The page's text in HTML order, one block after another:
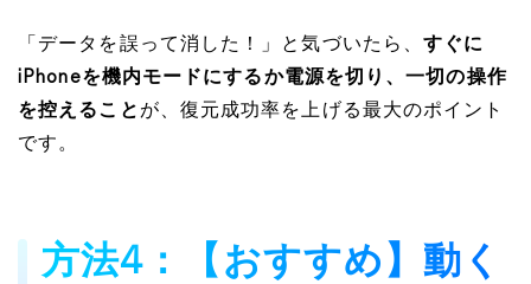
「データを誤って消した！」と気づいたら、 すぐに
iPhoneを機内モードにするか電源を切り、一切の操作
を控えること が、復元成功率を上げる最大のポイント
です。
方法4：【おすすめ】動く